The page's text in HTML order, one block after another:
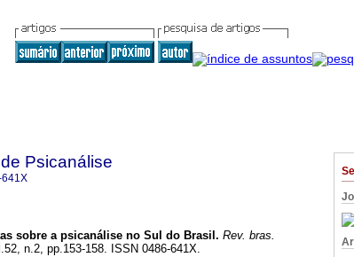
Psicanálise
sobre a psicanálise no Sul do Brasil . Rev. bras.
n.2, pp.153-158. ISSN 0486-641X.